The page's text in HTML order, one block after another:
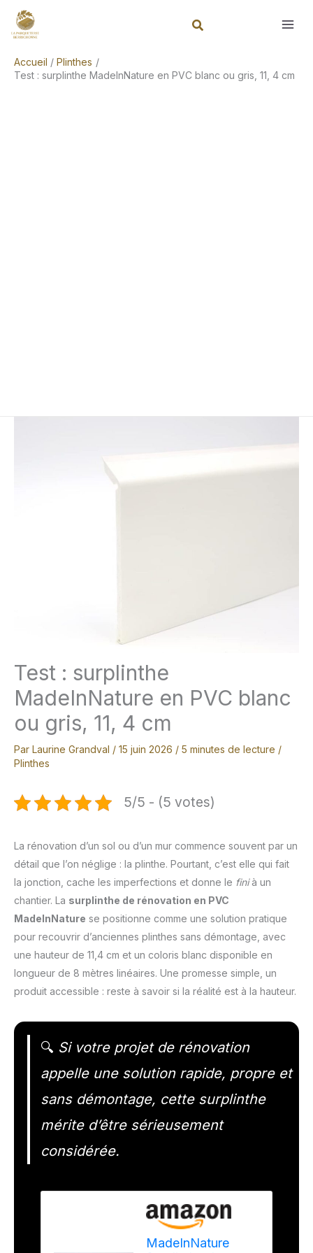
Accueil
Plinthes
Test : surplinthe MadeInNature en PVC blanc ou gris, 11, 4 cm
Test : surplinthe
MadeInNature en PVC blanc
ou gris, 11, 4 cm
Par Laurine Grandval / 15 juin 2026 / 5 minutes de lecture /
Plinthes
5/5 - (5 votes)
La rénovation d’un sol ou d’un mur commence souvent par un
détail que l’on néglige : la plinthe. Pourtant, c’est elle qui fait
la jonction, cache les imperfections et donne le finià un
chantier. La surplinthe de rénovation en PVC
MadeInNature se positionne comme une solution pratique
pour recouvrir d’anciennes plinthes sans démontage, avec
une hauteur de 11,4 cm et un coloris blanc disponible en
longueur de 8 mètres linéaires. Une promesse simple, un
produit accessible : reste à savoir si la réalité est à la hauteur.
🔍 Si votre projet de rénovation
appelle une solution rapide, propre et
sans démontage, cette surplinthe
mérite d’être sérieusement
considérée.
MadeInNature
Rechercher